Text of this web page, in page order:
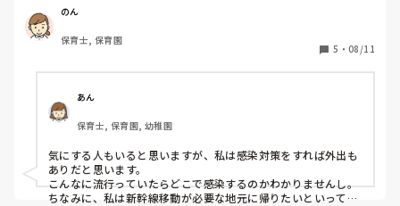
行は普通行かないよねと言われました。後は彼といつ会うの
か事細かく聞いてきてどこの居酒屋に入っているのか会って
いる間はどこにいるのか聞いてきてコロナ禍なので旅行、居
酒屋等保育士としてわたしも本当に気をつけています。でも
保育士になったらプライベートは全て我慢した方がいいんで
その先輩はコロナ禍になってから一切出かけていないそうで
のん
保育士, 保育園
5 ・ 08/11
あん
保育士, 保育園, 幼稚園
気にする人もいると思いますが、私は感染対策をすれば外出も
ありだと思います。
こんなに流行っていたらどこで感染するのかわかりませんし。
ちなみに、私は新幹線移動が必要な地元に帰りたいといっても